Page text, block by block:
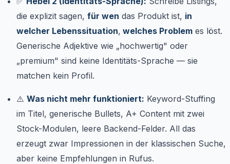
die explizit sagen, für wen das Produkt ist, in
welcher Lebenssituation, welches Problem es löst.
Generische Adjektive wie „hochwertig" oder
„premium" sind keine Identitäts-Sprache — sie
matchen kein Profil.
⚠️ Was nicht mehr funktioniert: Keyword-Stuffing
im Titel, generische Bullets, A+ Content mit zwei
Stock-Modulen, leere Backend-Felder. All das
erzeugt zwar Impressionen in der klassischen Suche,
aber keine Empfehlungen in Rufus.